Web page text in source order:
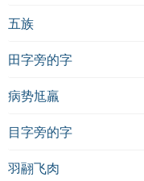
五族
田字旁的字
病势尪羸
目字旁的字
羽翮飞肉